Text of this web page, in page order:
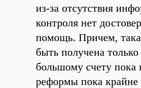
из-за отсутствия
контроля нет
помощь. Причем,
быть получена
большому счету пока
реформы пока крайне